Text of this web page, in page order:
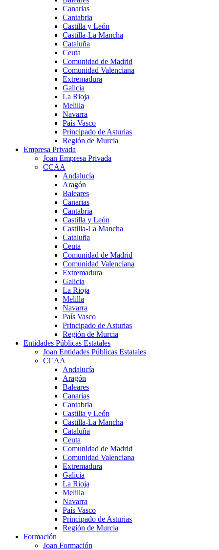
Canarias
Cantabria
Castilla y León
Castilla-La Mancha
Cataluña
Ceuta
Comunidad de Madrid
Comunidad Valenciana
Extremadura
Galicia
La Rioja
Melilla
Navarra
País Vasco
Principado de Asturias
Región de Murcia
Empresa Privada
Joan Empresa Privada
CCAA
Andalucía
Aragón
Baleares
Canarias
Cantabria
Castilla y León
Castilla-La Mancha
Cataluña
Ceuta
Comunidad de Madrid
Comunidad Valenciana
Extremadura
Galicia
La Rioja
Melilla
Navarra
País Vasco
Principado de Asturias
Región de Murcia
Entidades Públicas Estatales
Joan Entidades Públicas Estatales
CCAA
Andalucía
Aragón
Baleares
Canarias
Cantabria
Castilla y León
Castilla-La Mancha
Cataluña
Ceuta
Comunidad de Madrid
Comunidad Valenciana
Extremadura
Galicia
La Rioja
Melilla
Navarra
País Vasco
Principado de Asturias
Región de Murcia
Formación
Joan Formación